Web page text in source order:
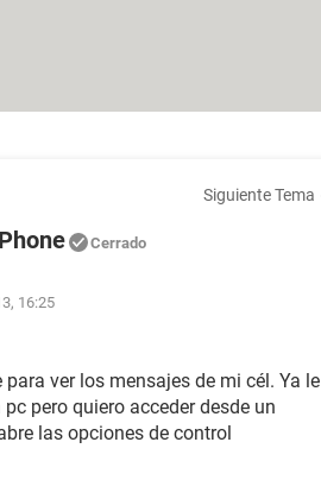
Siguiente Tema
Cerrado
16:25
ver los mensajes de mi cél. Ya le
pero quiero acceder desde un
las opciones de control